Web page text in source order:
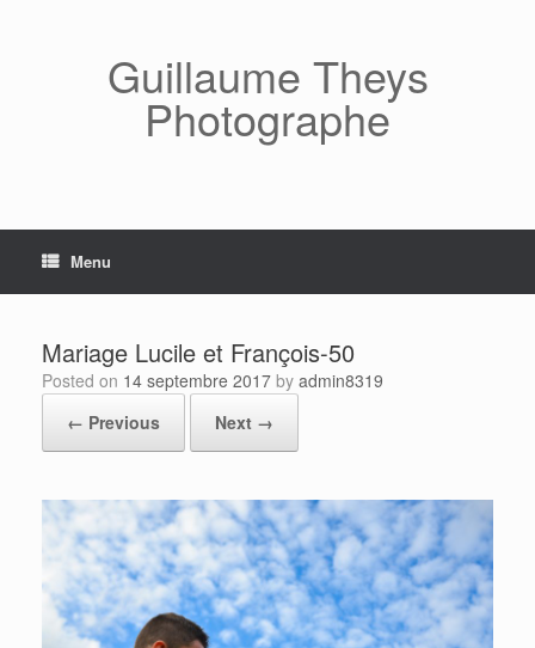
Guillaume Theys
Photographe
Menu
Mariage Lucile et François-50
Posted on 14 septembre 2017 by admin8319
← Previous
Next →